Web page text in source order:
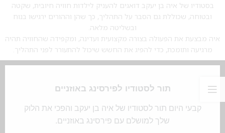
בסטודיו של איה בן יעקב דואגים להעניק לילדות חוויה חיובית, שקטה
ובטוחה, שכוללת גם הסבר על התהליך, כך שהן וההורים ירגישו בנוח
ובשליטה מלאה.
איה מבצעת את הפעולה בצורה מקצועית ועדינה, ומקפידה שהחוויה תהיה
מרגיעה ותומכת, כדי להפיג את החשש שיכול להתעורר לפני התהליך.
תור לסטודיו לפירסינג באוזניים
קבעי היום תור לסטודיו של איה בן יעקב והפכי את הלוק
שלך למושלם עם פירסינג באוזניים.